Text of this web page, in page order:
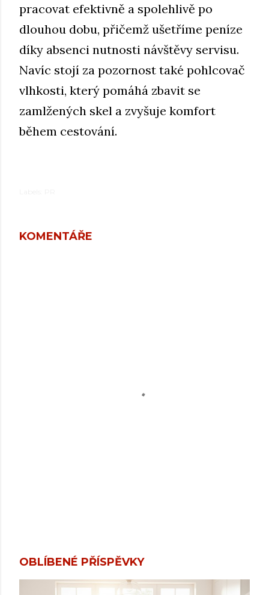
pracovat efektivně a spolehlivě po
dlouhou dobu, přičemž ušetříme peníze
díky absenci nutnosti návštěvy servisu.
Navíc stojí za pozornost také pohlcovač
vlhkosti, který pomáhá zbavit se
zamlžených skel a zvyšuje komfort
během cestování.
KOMENTÁŘE
OBLÍBENÉ PŘÍSPĚVKY